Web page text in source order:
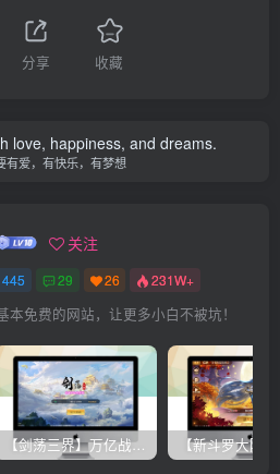
分享 收藏
love, happiness, and dreams.
有爱，有快乐，有梦想
关注
445 29 26 231W+
本免费的网站，让更多小白不被坑！
【剑荡三界】万亿战力 win一键端+双端带教程+运营后台+授权GM后台+完美开服商业端